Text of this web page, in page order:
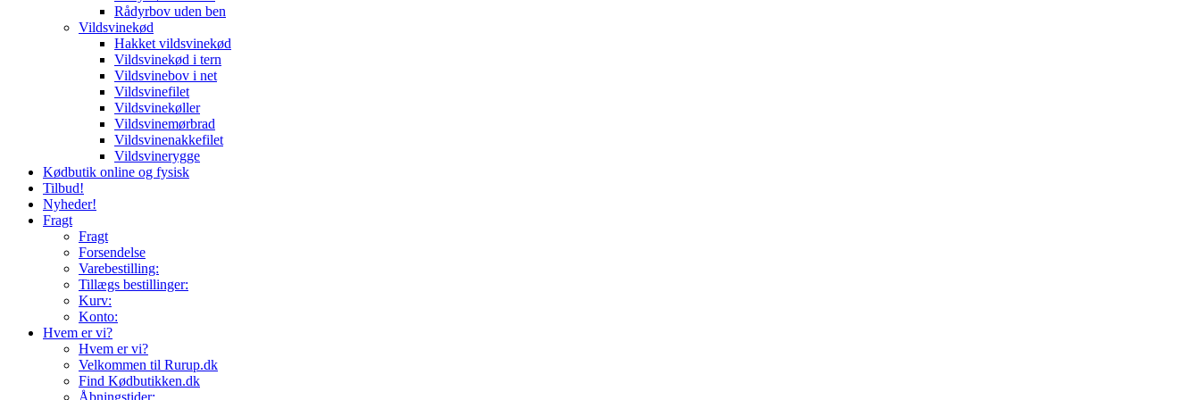
Rådyrbov uden ben
Vildsvinekød
Hakket vildsvinekød
Vildsvinekød i tern
Vildsvinebov i net
Vildsvinefilet
Vildsvinekøller
Vildsvinemørbrad
Vildsvinenakkefilet
Vildsvinerygge
Kødbutik online og fysisk
Tilbud!
Nyheder!
Fragt
Fragt
Forsendelse
Varebestilling:
Tillægs bestillinger:
Kurv:
Konto:
Hvem er vi?
Hvem er vi?
Velkommen til Rurup.dk
Find Kødbutikken.dk
Åbningstider: